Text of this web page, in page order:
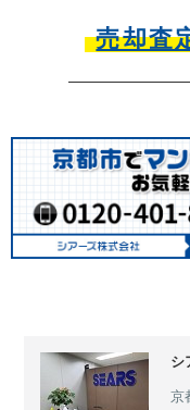
売却査
シ
京